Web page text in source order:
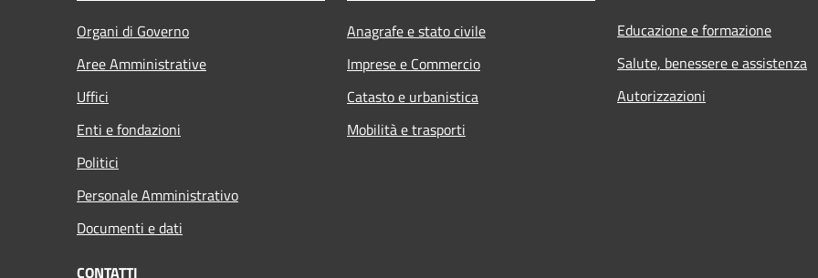
Organi di Governo
Aree Amministrative
Uffici
Enti e fondazioni
Politici
Personale Amministrativo
Documenti e dati
Anagrafe e stato civile
Imprese e Commercio
Catasto e urbanistica
Mobilità e trasporti
Educazione e formazione
Salute, benessere e assistenza
Autorizzazioni
CONTATTI